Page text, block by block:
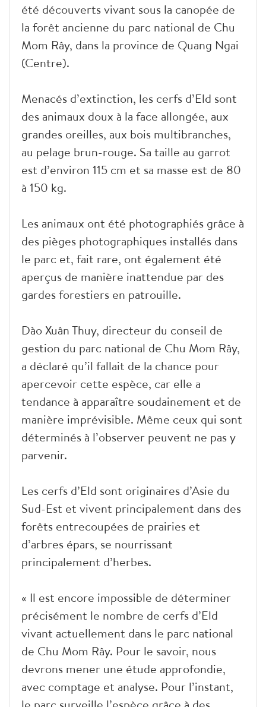
été découverts vivant sous la canopée de
la forêt ancienne du parc national de Chu
Mom Rây, dans la province de Quang Ngai
(Centre).
Menacés d’extinction, les cerfs d’Eld sont
des animaux doux à la face allongée, aux
grandes oreilles, aux bois multibranches,
au pelage brun-rouge. Sa taille au garrot
est d’environ 115 cm et sa masse est de 80
à 150 kg.
Les animaux ont été photographiés grâce à
des pièges photographiques installés dans
le parc et, fait rare, ont également été
aperçus de manière inattendue par des
gardes forestiers en patrouille.
Dào Xuân Thuy, directeur du conseil de
gestion du parc national de Chu Mom Rây,
a déclaré qu’il fallait de la chance pour
apercevoir cette espèce, car elle a
tendance à apparaître soudainement et de
manière imprévisible. Même ceux qui sont
déterminés à l’observer peuvent ne pas y
parvenir.
Les cerfs d’Eld sont originaires d’Asie du
Sud-Est et vivent principalement dans des
forêts entrecoupées de prairies et
d’arbres épars, se nourrissant
principalement d’herbes.
« Il est encore impossible de déterminer
précisément le nombre de cerfs d’Eld
vivant actuellement dans le parc national
de Chu Mom Rây. Pour le savoir, nous
devrons mener une étude approfondie,
avec comptage et analyse. Pour l’instant,